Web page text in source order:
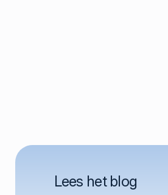
Lees het blog